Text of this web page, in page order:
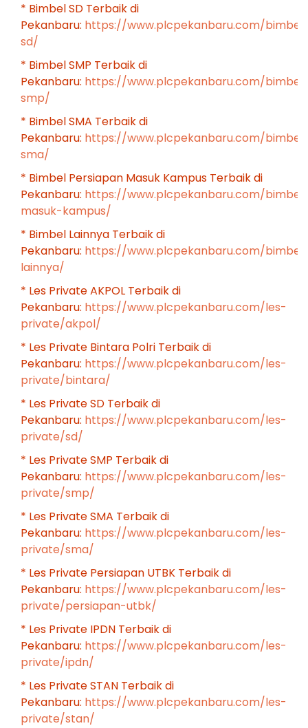
* Bimbel SD Terbaik di
Pekanbaru: https://www.plcpekanbaru.com/
sd/
* Bimbel SMP Terbaik di
Pekanbaru: https://www.plcpekanbaru.com/
smp/
* Bimbel SMA Terbaik di
Pekanbaru: https://www.plcpekanbaru.com/
sma/
* Bimbel Persiapan Masuk Kampus Terbaik di
Pekanbaru: https://www.plcpekanbaru.com/
masuk-kampus/
* Bimbel Lainnya Terbaik di
Pekanbaru: https://www.plcpekanbaru.com/
lainnya/
* Les Private AKPOL Terbaik di
Pekanbaru: https://www.plcpekanbaru.com/les-
private/akpol/
* Les Private Bintara Polri Terbaik di
Pekanbaru: https://www.plcpekanbaru.com/les-
private/bintara/
* Les Private SD Terbaik di
Pekanbaru: https://www.plcpekanbaru.com/les-
private/sd/
* Les Private SMP Terbaik di
Pekanbaru: https://www.plcpekanbaru.com/les-
private/smp/
* Les Private SMA Terbaik di
Pekanbaru: https://www.plcpekanbaru.com/les-
private/sma/
* Les Private Persiapan UTBK Terbaik di
Pekanbaru: https://www.plcpekanbaru.com/les-
private/persiapan-utbk/
* Les Private IPDN Terbaik di
Pekanbaru: https://www.plcpekanbaru.com/les-
private/ipdn/
* Les Private STAN Terbaik di
Pekanbaru: https://www.plcpekanbaru.com/les-
private/stan/